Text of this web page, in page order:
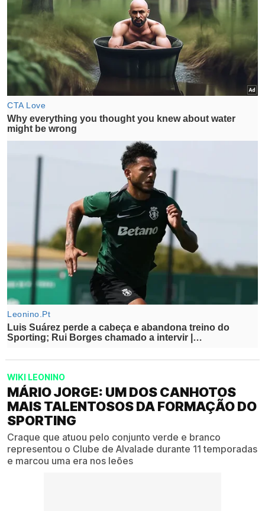
WIKI LEONINO
MÁRIO JORGE: UM DOS CANHOTOS
MAIS TALENTOSOS DA FORMAÇÃO DO
SPORTING
Craque que atuou pelo conjunto verde e branco
representou o Clube de Alvalade durante 11 temporadas
e marcou uma era nos leões